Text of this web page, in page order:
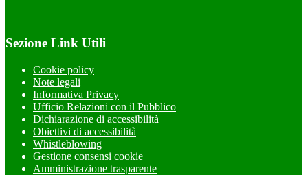
Sezione Link Utili
Cookie policy
Note legali
Informativa Privacy
Ufficio Relazioni con il Pubblico
Dichiarazione di accessibilità
Obiettivi di accessibilità
Whistleblowing
Gestione consensi cookie
Amministrazione trasparente